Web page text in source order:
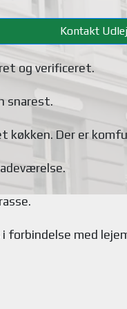
Kontakt
og verificeret.
snarest.
køkken. Der er
.
i forbindelse med